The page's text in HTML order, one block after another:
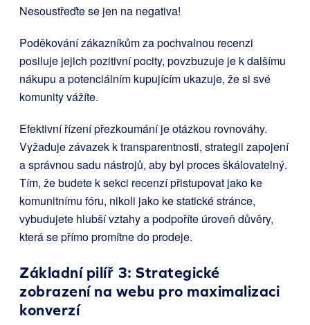
Nesoustřeďte se jen na negativa!
Poděkování zákazníkům za pochvalnou recenzi
posiluje jejich pozitivní pocity, povzbuzuje je k dalšímu
nákupu a potenciálním kupujícím ukazuje, že si své
komunity vážíte.
Efektivní řízení přezkoumání je otázkou rovnováhy.
Vyžaduje závazek k transparentnosti, strategii zapojení
a správnou sadu nástrojů, aby byl proces škálovatelný.
Tím, že budete k sekci recenzí přistupovat jako ke
komunitnímu fóru, nikoli jako ke statické stránce,
vybudujete hlubší vztahy a podpoříte úroveň důvěry,
která se přímo promítne do prodeje.
Základní pilíř 3: Strategické
zobrazení na webu pro maximalizaci
konverzí